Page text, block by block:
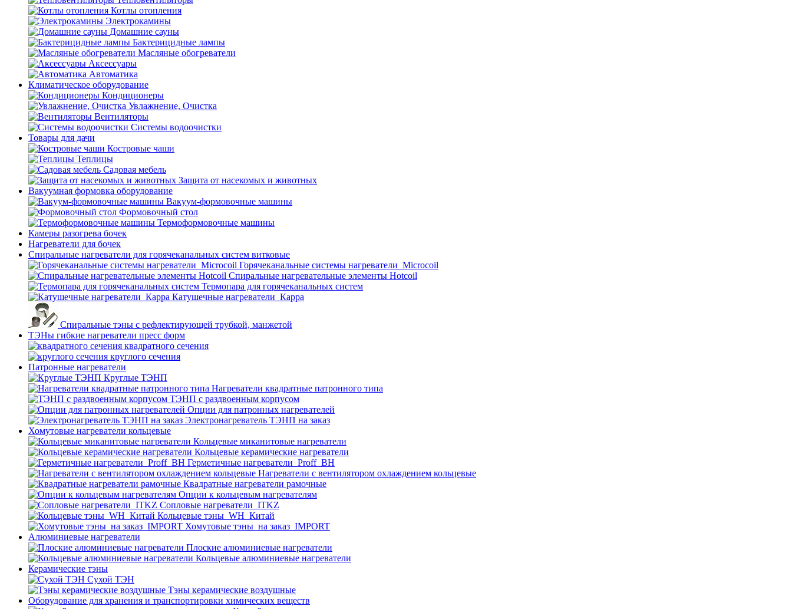
Котлы отопления
Электрокамины
Домашние сауны
Бактерицидные лампы
Масляные обогреватели
Аксессуары
Автоматика
Климатическое оборудование
Кондиционеры
Увлажнение, Очистка
Вентиляторы
Системы водоочистки
Товары для дачи
Костровые чаши
Теплицы
Садовая мебель
Защита от насекомых и животных
Вакуумная формовка оборудование
Вакуум-формовочные машины
Формовочный стол
Термоформовочные машины
Камеры разогрева бочек
Нагреватели для бочек
Спиральные нагреватели для горячеканальных систем витковые
Горячеканальные системы нагреватели_Microcoil
Спиральные нагревательные элементы Hotcoil
Термопара для горячеканальных систем
Катушечные нагреватели_Карра
Спиральные тэны с рефлектирующей трубкой, манжетой
ТЭНы гибкие нагреватели пресс форм
квадратного сечения
круглого сечения
Патронные нагреватели
Круглые ТЭНП
Нагреватели квадратные патронного типа
ТЭНП с раздвоенным корпусом
Опции для патронных нагревателей
Электронагреватель ТЭНП на заказ
Хомутовые нагреватели кольцевые
Кольцевые миканитовые нагреватели
Кольцевые керамические нагреватели
Герметичные нагреватели_Proff_BH
Нагреватели с вентилятором охлаждением кольцевые
Квадратные нагреватели рамочные
Опции к кольцевым нагревателям
Cопловые нагреватели_ITKZ
Кольцевые тэны_WH_Китай
Хомутовые тэны_на заказ_IMPORT
Алюминиевые нагреватели
Плоские алюминиевые нагреватели
Кольцевые алюминиевые нагреватели
Керамические тэны
Сухой ТЭН
Тэны керамические воздушные
Оборудование для хранения и транспортировки химических веществ